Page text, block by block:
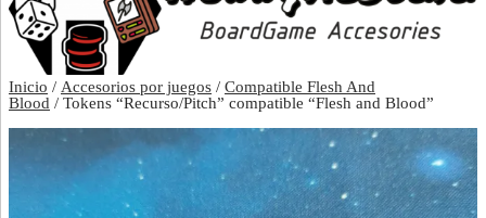
Inicio / Accesorios por juegos / Compatible Flesh And
Blood / Tokens “Recurso/Pitch” compatible “Flesh and Blood”